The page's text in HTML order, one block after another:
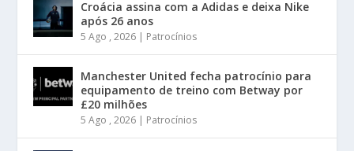
Croácia assina com a Adidas e deixa Nike
após 26 anos
5 Ago , 2026 | Patrocínios
Manchester United fecha patrocínio para
equipamento de treino com Betway por
£20 milhões
5 Ago , 2026 | Patrocínios